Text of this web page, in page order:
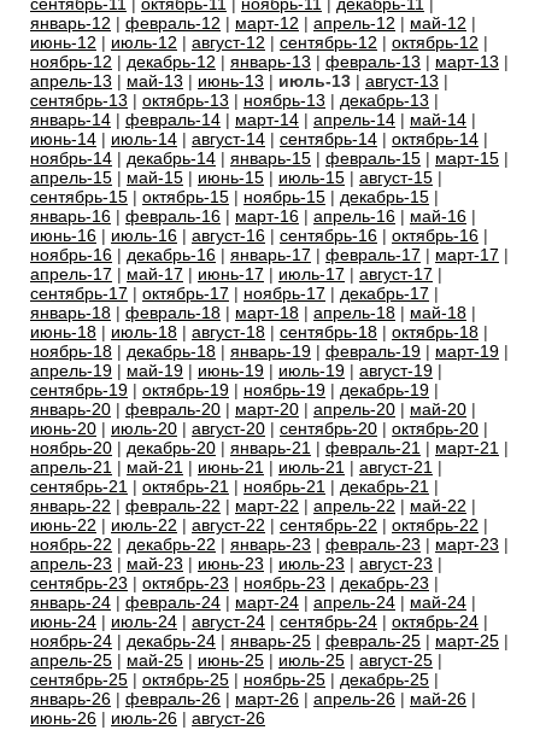
сентябрь-11 | октябрь-11 | ноябрь-11 | декабрь-11 |
январь-12 | февраль-12 | март-12 | апрель-12 | май-12 |
июнь-12 | июль-12 | август-12 | сентябрь-12 | октябрь-12 |
ноябрь-12 | декабрь-12 | январь-13 | февраль-13 | март-13 |
апрель-13 | май-13 | июнь-13 | июль-13 | август-13 |
сентябрь-13 | октябрь-13 | ноябрь-13 | декабрь-13 |
январь-14 | февраль-14 | март-14 | апрель-14 | май-14 |
июнь-14 | июль-14 | август-14 | сентябрь-14 | октябрь-14 |
ноябрь-14 | декабрь-14 | январь-15 | февраль-15 | март-15 |
апрель-15 | май-15 | июнь-15 | июль-15 | август-15 |
сентябрь-15 | октябрь-15 | ноябрь-15 | декабрь-15 |
январь-16 | февраль-16 | март-16 | апрель-16 | май-16 |
июнь-16 | июль-16 | август-16 | сентябрь-16 | октябрь-16 |
ноябрь-16 | декабрь-16 | январь-17 | февраль-17 | март-17 |
апрель-17 | май-17 | июнь-17 | июль-17 | август-17 |
сентябрь-17 | октябрь-17 | ноябрь-17 | декабрь-17 |
январь-18 | февраль-18 | март-18 | апрель-18 | май-18 |
июнь-18 | июль-18 | август-18 | сентябрь-18 | октябрь-18 |
ноябрь-18 | декабрь-18 | январь-19 | февраль-19 | март-19 |
апрель-19 | май-19 | июнь-19 | июль-19 | август-19 |
сентябрь-19 | октябрь-19 | ноябрь-19 | декабрь-19 |
январь-20 | февраль-20 | март-20 | апрель-20 | май-20 |
июнь-20 | июль-20 | август-20 | сентябрь-20 | октябрь-20 |
ноябрь-20 | декабрь-20 | январь-21 | февраль-21 | март-21 |
апрель-21 | май-21 | июнь-21 | июль-21 | август-21 |
сентябрь-21 | октябрь-21 | ноябрь-21 | декабрь-21 |
январь-22 | февраль-22 | март-22 | апрель-22 | май-22 |
июнь-22 | июль-22 | август-22 | сентябрь-22 | октябрь-22 |
ноябрь-22 | декабрь-22 | январь-23 | февраль-23 | март-23 |
апрель-23 | май-23 | июнь-23 | июль-23 | август-23 |
сентябрь-23 | октябрь-23 | ноябрь-23 | декабрь-23 |
январь-24 | февраль-24 | март-24 | апрель-24 | май-24 |
июнь-24 | июль-24 | август-24 | сентябрь-24 | октябрь-24 |
ноябрь-24 | декабрь-24 | январь-25 | февраль-25 | март-25 |
апрель-25 | май-25 | июнь-25 | июль-25 | август-25 |
сентябрь-25 | октябрь-25 | ноябрь-25 | декабрь-25 |
январь-26 | февраль-26 | март-26 | апрель-26 | май-26 |
июнь-26 | июль-26 | август-26